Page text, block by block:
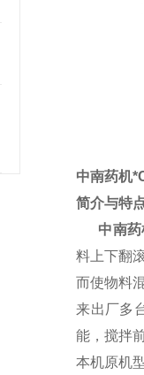
中南药机*
简介与特
中南
料上下翻
而使物料
来出厂多
能，搅拌
本机原机